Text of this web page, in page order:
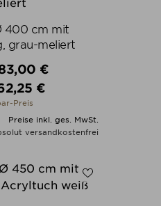
400 cm mit
grau-meliert
€
Preis €
Preis
Preise inkl. ges. MwSt.
versandkostenfrei